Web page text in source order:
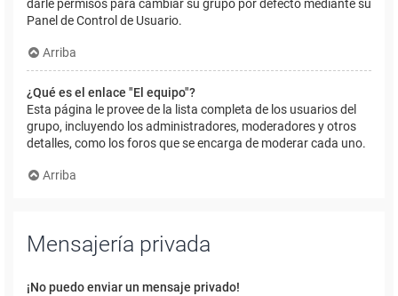
darle permisos para cambiar su grupo por defecto mediante su
Panel de Control de Usuario.
Arriba
¿Qué es el enlace "El equipo"?
Esta página le provee de la lista completa de los usuarios del
grupo, incluyendo los administradores, moderadores y otros
detalles, como los foros que se encarga de moderar cada uno.
Arriba
Mensajería privada
¡No puedo enviar un mensaje privado!